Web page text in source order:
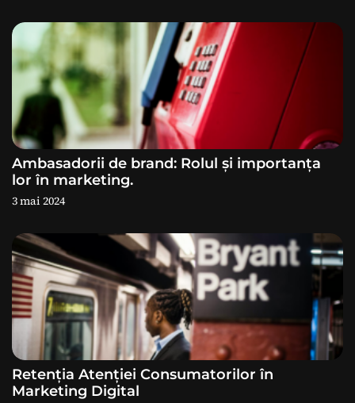
t
i
c
o
l
e
Ambasadorii de brand: Rolul și importanța
lor în marketing.
3 mai 2024
Retenția Atenției Consumatorilor în
Marketing Digital